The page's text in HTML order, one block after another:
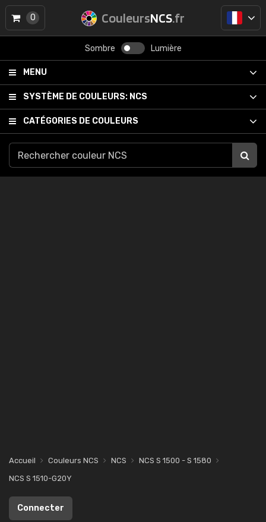
CouleursNCS.fr
Sombre Lumière
MENU
SYSTÈME DE COULEURS: NCS
CATÉGORIES DE COULEURS
0
Accueil Couleurs NCS NCS
NCS S 1500 - S 1580
NCS S 1510-G20Y
Connecter